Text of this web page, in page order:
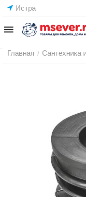
Истра
Главная / Сантехника